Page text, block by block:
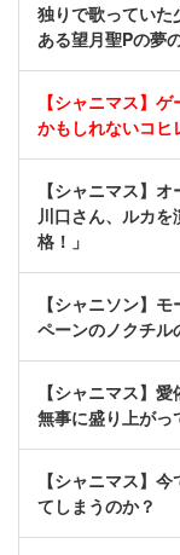
独りで歌ってい
ある望月聖Pの夢
【シャニマス】
かもしれないコヒ
【シャニマス】
川口さん、ルカ
格！」
【シャニソン】
ペーンのノクチル
【シャニマス】
無事に盛り上がっ
【シャニマス】
てしまうのか？